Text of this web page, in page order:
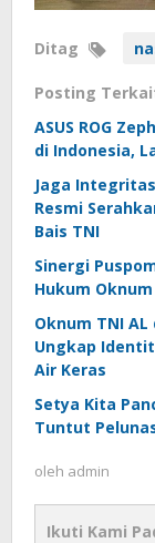
Ditag
Posting
ASUS ROG
di Indonesia,
Jaga
Resmi
Bais TNI
Sinergi
Hukum
Oknum TNI
Ungkap
Air Keras
Setya Kita
Tuntut
oleh admin
Ikuti Kami